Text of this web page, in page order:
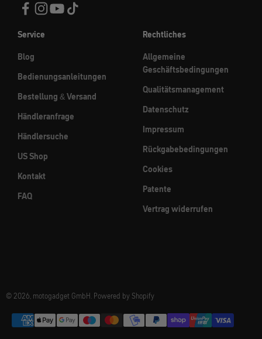
Service
Blog
Bedienungsanleitungen
Bestellung & Versand
Händleranfrage
Händlersuche
US Shop
Kontakt
FAQ
Rechtliches
Allgemeine
Geschäftsbedingungen
Qualitätsmanagement
Datenschutz
Impressum
Rückgabebedingungen
Cookies
Patente
Vertrag widerrufen
© 2026, motogadget GmbH. Powered by Shopify